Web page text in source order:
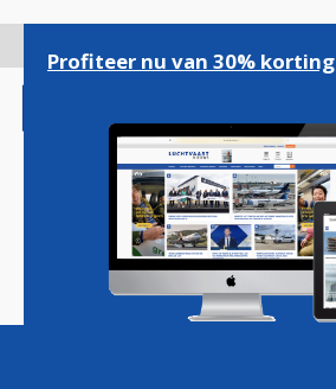
gaan
Magazine Podcasts
Profiteer nu van 30% korting